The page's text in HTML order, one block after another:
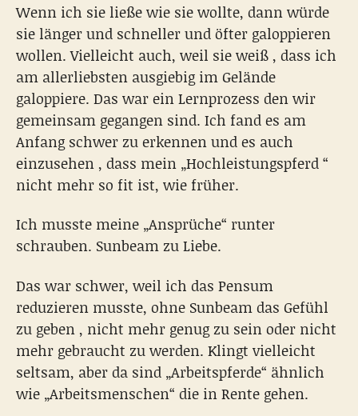
Wenn ich sie ließe wie sie wollte, dann würde
sie länger und schneller und öfter galoppieren
wollen. Vielleicht auch, weil sie weiß , dass ich
am allerliebsten ausgiebig im Gelände
galoppiere. Das war ein Lernprozess den wir
gemeinsam gegangen sind. Ich fand es am
Anfang schwer zu erkennen und es auch
einzusehen , dass mein „Hochleistungspferd “
nicht mehr so fit ist, wie früher.
Ich musste meine „Ansprüche“ runter
schrauben. Sunbeam zu Liebe.
Das war schwer, weil ich das Pensum
reduzieren musste, ohne Sunbeam das Gefühl
zu geben , nicht mehr genug zu sein oder nicht
mehr gebraucht zu werden. Klingt vielleicht
seltsam, aber da sind „Arbeitspferde“ ähnlich
wie „Arbeitsmenschen“ die in Rente gehen.